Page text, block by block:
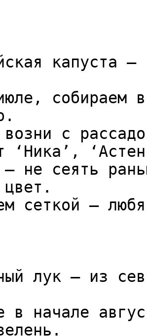
капуста
собираем
возни с
‘Ника’,
— не сеять
цвет.
сеткой —
лук — из
в начале